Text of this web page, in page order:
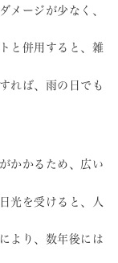
メージが少なく、
と併用すると、雑
れば、雨の日でも
かかるため、広い
光を受けると、人
より、数年後には